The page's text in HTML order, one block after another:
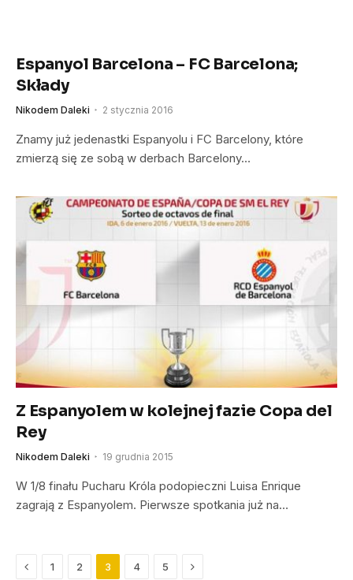
Espanyol Barcelona – FC Barcelona;
Składy
Nikodem Daleki 2 stycznia 2016
Znamy już jedenastki Espanyolu i FC Barcelony, które
zmierzą się ze sobą w derbach Barcelony…
Z Espanyolem w kolejnej fazie Copa del
Rey
Nikodem Daleki 19 grudnia 2015
W 1/8 finału Pucharu Króla podopieczni Luisa Enrique
zagrają z Espanyolem. Pierwsze spotkania już na…
Previous
1 2 3 4 5 Next